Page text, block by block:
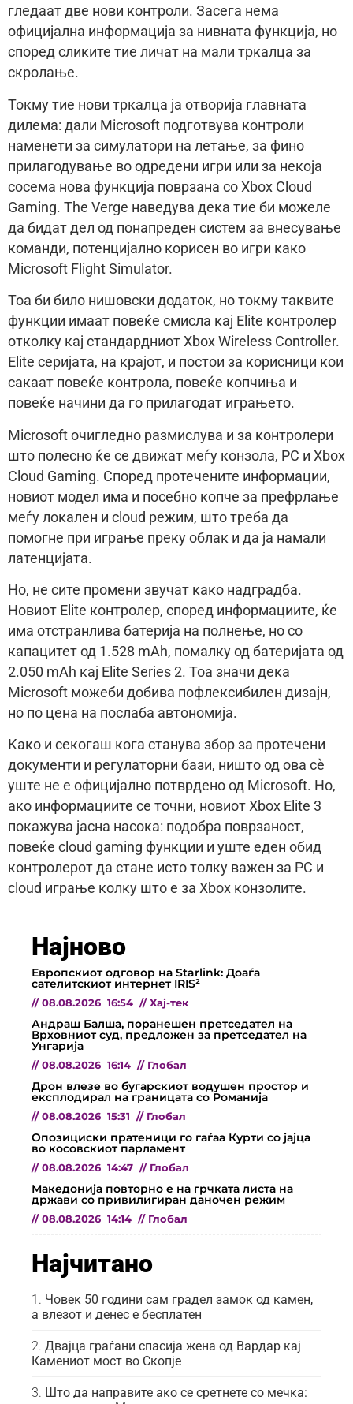
гледаат две нови контроли. Засега нема
официјална информација за нивната функција, но
според сликите тие личат на мали тркалца за
скролање.
Токму тие нови тркалца ја отворија главната
дилема: дали Microsoft подготвува контроли
наменети за симулатори на летање, за фино
прилагодување во одредени игри или за некоја
сосема нова функција поврзана со Xbox Cloud
Gaming. The Verge наведува дека тие би можеле
да бидат дел од понапреден систем за внесување
команди, потенцијално корисен во игри како
Microsoft Flight Simulator.
Тоа би било нишовски додаток, но токму таквите
функции имаат повеќе смисла кај Elite контролер
отколку кај стандардниот Xbox Wireless Controller.
Elite серијата, на крајот, и постои за корисници кои
сакаат повеќе контрола, повеќе копчиња и
повеќе начини да го прилагодат играњето.
Microsoft очигледно размислува и за контролери
што полесно ќе се движат меѓу конзола, PC и Xbox
Cloud Gaming. Според протечените информации,
новиот модел има и посебно копче за префрлање
меѓу локален и cloud режим, што треба да
помогне при играње преку облак и да ја намали
латенцијата.
Но, не сите промени звучат како надградба.
Новиот Elite контролер, според информациите, ќе
има отстранлива батерија на полнење, но со
капацитет од 1.528 mAh, помалку од батеријата од
2.050 mAh кај Elite Series 2. Тоа значи дека
Microsoft можеби добива пофлексибилен дизајн,
но по цена на послаба автономија.
Како и секогаш кога станува збор за протечени
документи и регулаторни бази, ништо од ова сè
уште не е официјално потврдено од Microsoft. Но,
ако информациите се точни, новиот Xbox Elite 3
покажува јасна насока: подобра поврзаност,
повеќе cloud gaming функции и уште еден обид
контролерот да стане исто толку важен за PC и
cloud играње колку што е за Xbox конзолите.
Најново
Европскиот одговор на Starlink: Доаѓа
сателитскиот интернет IRIS²
// 08.08.2026 16:54 // Хај-тек
Андраш Балша, поранешен претседател на
Врховниот суд, предложен за претседател на
Унгарија
// 08.08.2026 16:14 // Глобал
Дрон влезе во бугарскиот водушен простор и
експлодирал на границата со Романија
// 08.08.2026 15:31 // Глобал
Опозициски пратеници го гаѓаа Курти со јајца
во косовскиот парламент
// 08.08.2026 14:47 // Глобал
Македонија повторно е на грчката листа на
држави со привилигиран даночен режим
// 08.08.2026 14:14 // Глобал
Најчитано
Човек 50 години сам градел замок од камен,
а влезот и денес е бесплатен
Двајца граѓани спасија жена од Вардар кај
Камениот мост во Скопје
Што да направите ако се сретнете со мечка: